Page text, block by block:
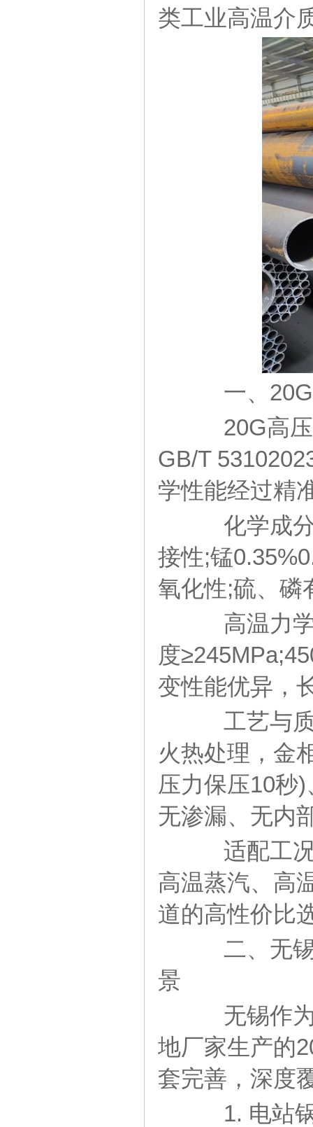
类工业高温介
一、20G
20G高压
GB/T
学性能经过精
化学成分
接性;锰
氧化性;硫、磷
高温力学
度
变性能优异，
工艺与质
火热处理，金
压力保压10秒
无渗漏、无内
适配工况
高温蒸汽、高
道的高性价比
二、无锡
景
无锡作为
地厂家生产的
套完善，深度
1. 电站锅